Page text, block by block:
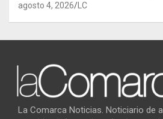
agosto 4, 2026 LC
La Comarca Noticias. Noticiario de